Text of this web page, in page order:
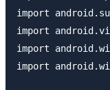
import
import
import
import